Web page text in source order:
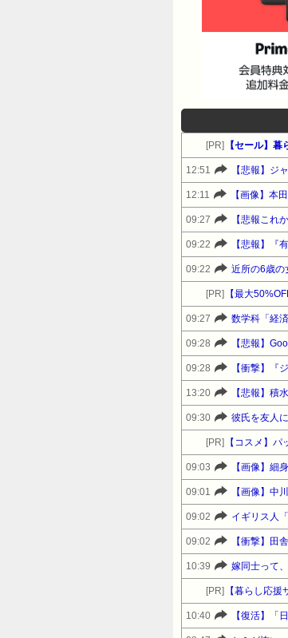
[PR] 【セール】
12:51
12:11 【画像】本
09:27 【悲報これ
09:22 【悲報】『
09:22 近所の6歳の
[PR] 【最大
09:27 数学科「経
09:28 【悲報】
09:28 【衝撃】『
13:20 【悲報】積
09:30 彼氏を友人
[PR] 【コスメ】
09:03 【画像】細
09:01 【画像】中
09:02 イギリス人
09:02
10:39 嫁同士って
[PR]
10:40 【復活】「